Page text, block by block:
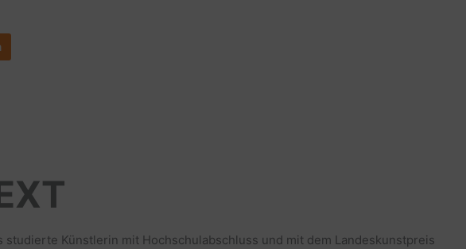
Künstlerin mit Hochschulabschluss und mit dem Landeskunstpreis